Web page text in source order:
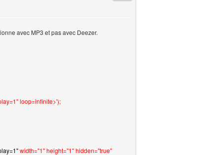
avec MP3 et pas avec Deezer.
loop=infinite>');
width="1" height="1" hidden="true"